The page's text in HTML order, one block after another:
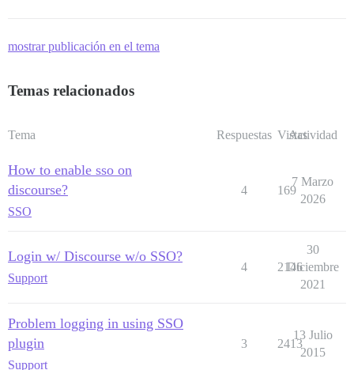
mostrar publicación en el tema
Temas relacionados
Tema Respuestas Vistas
Actividad
How to enable sso on
discourse?
SSO
4 169
7 Marzo
2026
Login w/ Discourse w/o SSO?
Support
4 2146
30
Diciembre
2021
Problem logging in using SSO
plugin
Support
3 2413
13 Julio
2015